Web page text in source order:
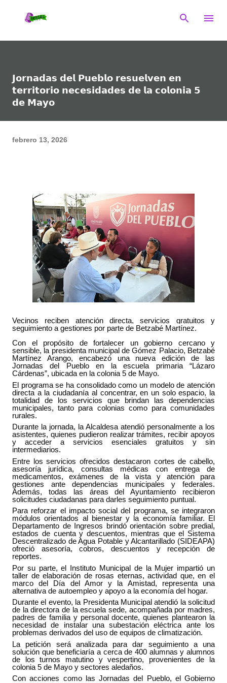
𝗝𝗼𝗿𝗻𝗮𝗱𝗮𝘀 𝗱𝗲𝗹 𝗣𝘂𝗲𝗯𝗹𝗼 𝗿𝗲𝘀𝘂𝗲𝗹𝘃𝗲𝗻 𝗲𝗻
𝘁𝗲𝗿𝗿𝗶𝘁𝗼𝗿𝗶𝗼 𝗻𝗲𝗰𝗲𝘀𝗶𝗱𝗮𝗱𝗲𝘀 𝗱𝗲 𝗹𝗮 𝗰𝗼𝗹𝗼𝗻𝗶𝗮 𝟱
𝗱𝗲 𝗠𝗮𝘆𝗼
febrero 13, 2026
Vecinos reciben atención directa, servicios gratuitos y
seguimiento a gestiones por parte de Betzabé Martínez.
Con el propósito de fortalecer un gobierno cercano y
sensible, la presidenta municipal de Gómez Palacio, Betzabé
Martínez Arango, encabezó una nueva edición de las
Jornadas del Pueblo en la escuela primaria “Lázaro
Cárdenas”, ubicada en la colonia 5 de Mayo.
El programa se ha consolidado como un modelo de atención
directa a la ciudadanía al concentrar, en un solo espacio, la
totalidad de los servicios que brindan las dependencias
municipales, tanto para colonias como para comunidades
rurales.
Durante la jornada, la Alcaldesa atendió personalmente a los
asistentes, quienes pudieron realizar trámites, recibir apoyos
y acceder a servicios esenciales gratuitos y sin
intermediarios.
Entre los servicios ofrecidos destacaron cortes de cabello,
asesoría jurídica, consultas médicas con entrega de
medicamentos, exámenes de la vista y atención para
gestiones ante dependencias municipales y federales.
Además, todas las áreas del Ayuntamiento recibieron
solicitudes ciudadanas para darles seguimiento puntual.
Para reforzar el impacto social del programa, se integraron
módulos orientados al bienestar y la economía familiar. El
Departamento de Ingresos brindó orientación sobre predial,
estados de cuenta y descuentos, mientras que el Sistema
Descentralizado de Agua Potable y Alcantarillado (SIDEAPA)
ofreció asesoría, cobros, descuentos y recepción de
reportes.
Por su parte, el Instituto Municipal de la Mujer impartió un
taller de elaboración de rosas eternas, actividad que, en el
marco del Día del Amor y la Amistad, representa una
alternativa de autoempleo y apoyo a la economía del hogar.
Durante el evento, la Presidenta Municipal atendió la solicitud
de la directora de la escuela sede, acompañada por madres,
padres de familia y personal docente, quienes plantearon la
necesidad de instalar una subestación eléctrica ante los
problemas derivados del uso de equipos de climatización.
La petición será analizada para dar seguimiento a una
solución que beneficiaría a cerca de 400 alumnas y alumnos
de los turnos matutino y vespertino, provenientes de la
colonia 5 de Mayo y sectores aledaños.
Con acciones como las Jornadas del Pueblo, el Gobierno